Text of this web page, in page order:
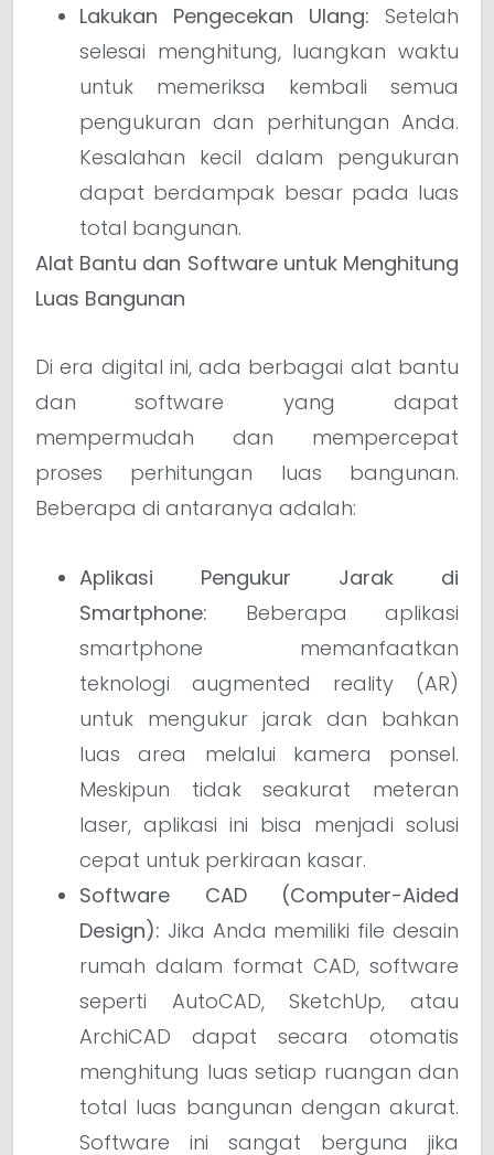
Lakukan Pengecekan Ulang: Setelah
selesai menghitung, luangkan waktu
untuk memeriksa kembali semua
pengukuran dan perhitungan Anda.
Kesalahan kecil dalam pengukuran
dapat berdampak besar pada luas
total bangunan.
Alat Bantu dan Software untuk Menghitung
Luas Bangunan
Di era digital ini, ada berbagai alat bantu
dan software yang dapat
mempermudah dan mempercepat
proses perhitungan luas bangunan.
Beberapa di antaranya adalah:
Aplikasi Pengukur Jarak di
Smartphone: Beberapa aplikasi
smartphone memanfaatkan
teknologi augmented reality (AR)
untuk mengukur jarak dan bahkan
luas area melalui kamera ponsel.
Meskipun tidak seakurat meteran
laser, aplikasi ini bisa menjadi solusi
cepat untuk perkiraan kasar.
Software CAD (Computer-Aided
Design): Jika Anda memiliki file desain
rumah dalam format CAD, software
seperti AutoCAD, SketchUp, atau
ArchiCAD dapat secara otomatis
menghitung luas setiap ruangan dan
total luas bangunan dengan akurat.
Software ini sangat berguna jika